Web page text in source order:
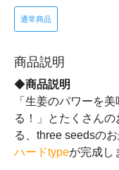
通常商品
商品説明
◆商品説明
「生姜のパワーを
る！」とたくさん
る、three seedsの
ハードtypeが完成し